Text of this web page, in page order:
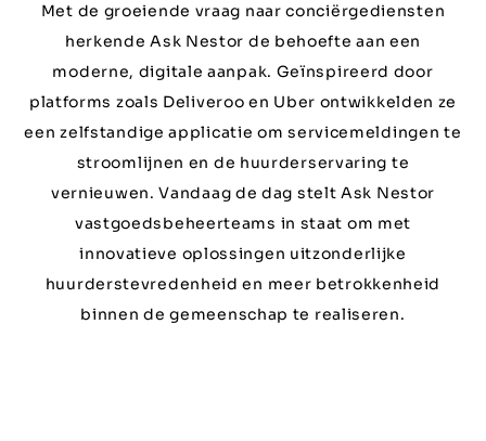
Met de groeiende vraag naar conciërgediensten
herkende Ask Nestor de behoefte aan een
moderne, digitale aanpak. Geïnspireerd door
platforms zoals Deliveroo en Uber ontwikkelden ze
een zelfstandige applicatie om servicemeldingen te
stroomlijnen en de huurderservaring te
vernieuwen. Vandaag de dag stelt Ask Nestor
vastgoedsbeheerteams in staat om met
innovatieve oplossingen uitzonderlijke
huurderstevredenheid en meer betrokkenheid
binnen de gemeenschap te realiseren.